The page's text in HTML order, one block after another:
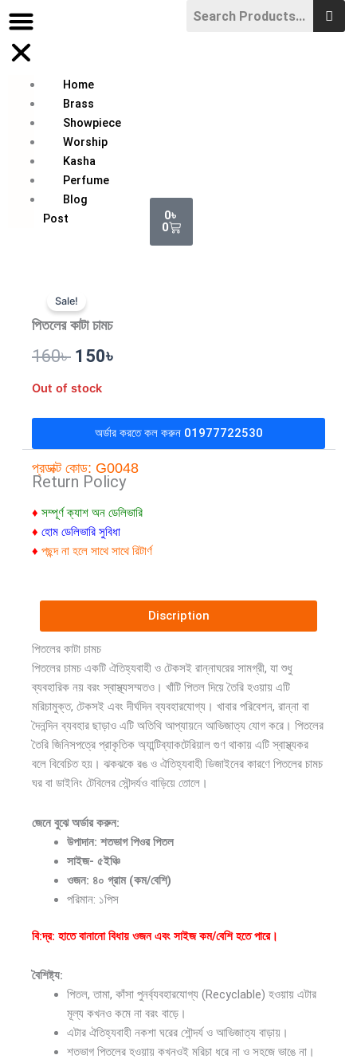
to
content
Home
Brass
Showpiece
Worship
Kasha
Perfume
Blog
Post
0৳
0
Cart
Sale!
পিতলের কাটা চামচ
160৳ Original
price
was:
160৳ .
150৳
is:
150৳ .
Out of stock
অর্ডার করতে কল করুন 01977722530
প্রডাক্ট কোড: G0048
Return Policy
♦ সম্পূর্ণ ক্যাশ অন ডেলিভারি
♦ হোম ডেলিভারি সুবিধা
♦ পছন্দ না হলে সাথে সাথে রিটার্ণ
Discription
পিতলের কাটা চামচ
পিতলের চামচ একটি ঐতিহ্যবাহী ও টেকসই রান্নাঘরের সামগ্রী, যা শুধু
ব্যবহারিক নয় বরং স্বাস্থ্যসম্মতও। খাঁটি পিতল দিয়ে তৈরি হওয়ায় এটি
মরিচামুক্ত, টেকসই এবং দীর্ঘদিন ব্যবহারযোগ্য। খাবার পরিবেশন, রান্না বা
দৈনন্দিন ব্যবহার ছাড়াও এটি অতিথি আপ্যায়নে আভিজাত্য যোগ করে। পিতলের
তৈরি জিনিসপত্রে প্রাকৃতিক অ্যান্টিব্যাকটেরিয়াল গুণ থাকায় এটি স্বাস্থ্যকর
বলে বিবেচিত হয়। ঝকঝকে রঙ ও ঐতিহ্যবাহী ডিজাইনের কারণে পিতলের চামচ
ঘর বা ডাইনিং টেবিলের সৌন্দর্যও বাড়িয়ে তোলে।
জেনে বুঝে অর্ডার করুন:
উপাদান: শতভাগ পিওর পিতল
সাইজ- ৫ইঞ্চি
ওজন: ৪০ গ্রাম (কম/বেশি)
পরিমান: ১পিস
বি:দ্র: হাতে বানানো বিধায় ওজন এবং সাইজ কম/বেশি হতে পারে।
বৈশিষ্ট্য:
পিতল, তামা, কাঁসা পুনর্ব্যবহারযোগ্য (Recyclable) হওয়ায় এটার
মূল্য কখনও কমে না বরং বাড়ে।
এটার ঐতিহ্যবাহী নকশা ঘরের শৌন্দর্য ও আভিজাত্য বাড়ায়।
শতভাগ পিতলের হওয়ায় কখনওই মরিচা ধরে না ও সহজে ভাঙে না।